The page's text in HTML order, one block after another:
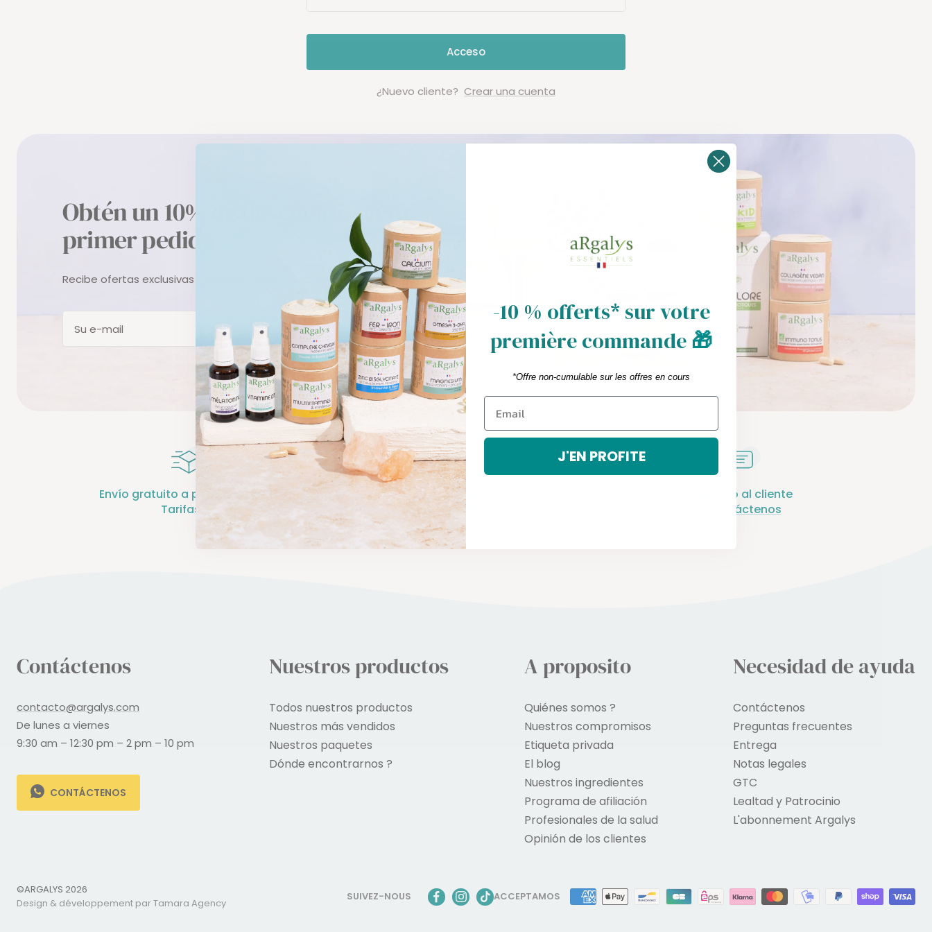
Acceso
¿Nuevo cliente? Crear una cuenta
Obtén un 10% de descuento en tu
primer pedido
Recibe ofertas exclusivas y consejos para cuidarte.
Su e-mail Suscribirse
Envío gratuito a partir de 70 € -
Tarifas UE
pago seguro
Tarjeta de crédito, Paypal
Servicio al cliente
Contáctenos
Contáctenos
contacto@argalys.com
De lunes a viernes
9:30 am – 12:30 pm – 2 pm – 10 pm
CONTÁCTENOS
Nuestros productos
Todos nuestros productos
Nuestros más vendidos
Nuestros paquetes
Dónde encontrarnos ?
A proposito
Quiénes somos ?
Nuestros compromisos
Etiqueta privada
El blog
Nuestros ingredientes
Programa de afiliación
Profesionales de la salud
Opinión de los clientes
Necesidad de ayuda
Contáctenos
Preguntas frecuentes
Entrega
Notas legales
GTC
Lealtad y Patrocinio
L'abonnement Argalys
©ARGALYS 2026
Design & développement par Tamara Agency
SUIVEZ-NOUS ACCEPTAMOS
-10 % offerts* sur votre
première commande🎁
*Offre non-cumulable sur les offres en cours
J'EN PROFITE